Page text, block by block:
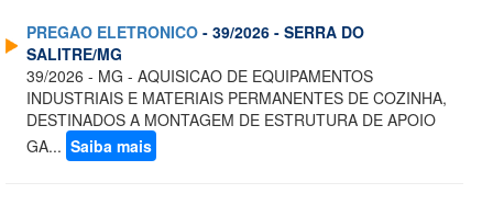
PREGAO ELETRONICO - 39/2026 - SERRA DO
SALITRE/MG
39/2026 - MG - AQUISICAO DE EQUIPAMENTOS
INDUSTRIAIS E MATERIAIS PERMANENTES DE COZINHA,
DESTINADOS A MONTAGEM DE ESTRUTURA DE APOIO
GA... Saiba mais